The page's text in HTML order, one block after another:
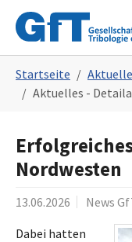
Skip to main navigation
Skip to main content
Skip to page footer
Startseite
Aktuelles -
Nordwesten
13.06.2026
News
Dabei hatten